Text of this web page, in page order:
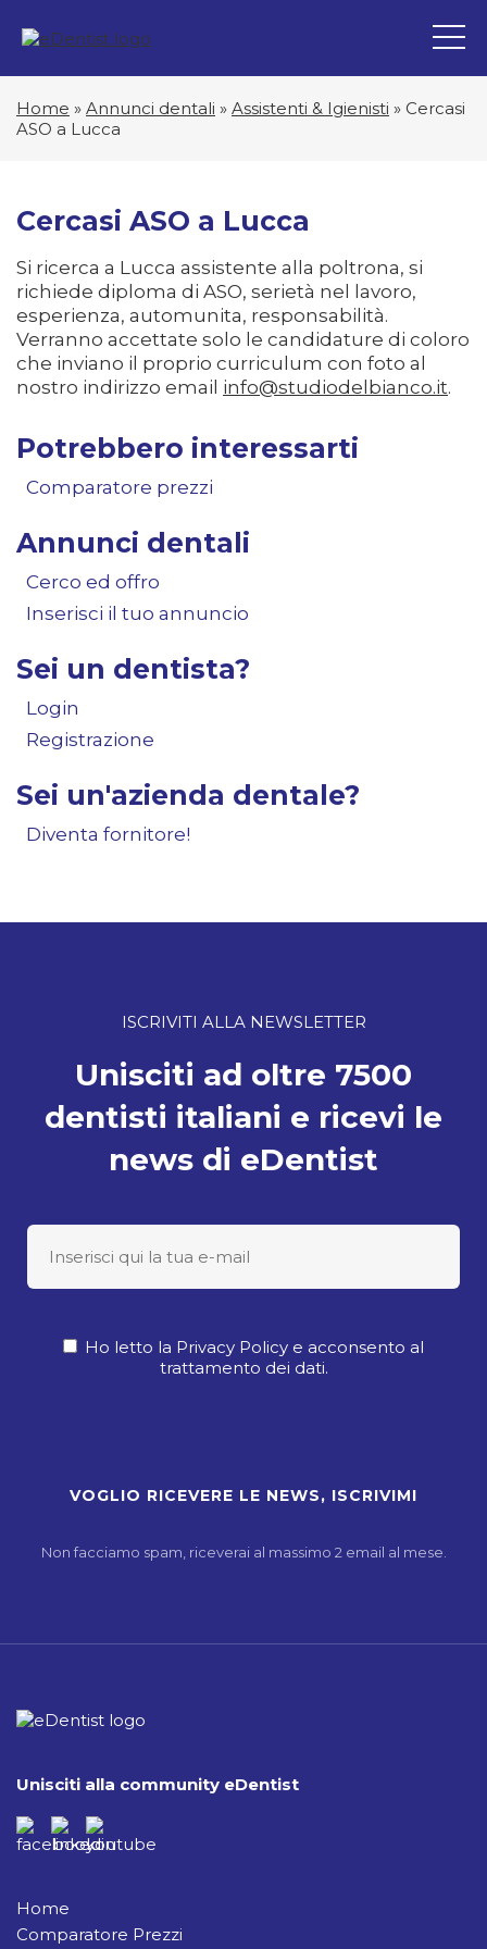
Home » Annunci dentali » Assistenti & Igienisti » Cercasi
ASO a Lucca
Cercasi ASO a Lucca
Si ricerca a Lucca assistente alla poltrona, si
richiede diploma di ASO, serietà nel lavoro,
esperienza, automunita, responsabilità.
Verranno accettate solo le candidature di coloro
che inviano il proprio curriculum con foto al
nostro indirizzo email info@studiodelbianco.it.
Potrebbero interessarti
Comparatore prezzi
Annunci dentali
Cerco ed offro
Inserisci il tuo annuncio
Sei un dentista?
Login
Registrazione
Sei un'azienda dentale?
Diventa fornitore!
ISCRIVITI ALLA NEWSLETTER
Unisciti ad oltre 7500
dentisti italiani e ricevi le
news di eDentist
Ho letto la Privacy Policy e acconsento al
trattamento dei dati.
Non facciamo spam, riceverai al massimo 2 email al mese.
Unisciti alla community eDentist
Home
Comparatore Prezzi